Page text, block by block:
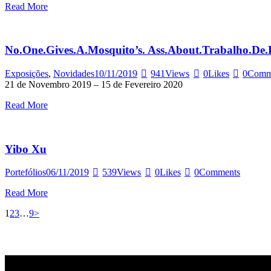
Read More
No.One.Gives.A.Mosquito’s.
Exposições, Novidades10/11/2019 941Views 0Likes 0
21 de Novembro 2019 – 15 de Fevereiro 2020
Read More
Yibo Xu
Portefólios06/11/2019 539Views 0Likes 0Comments
Read More
Paginação
Page
1 Page
2Page
3…Page
9>